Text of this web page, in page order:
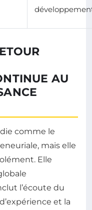
AU
comme le
mais elle
Elle
l’écoute du
et la